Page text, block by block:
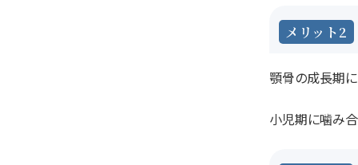
メリット2
顎骨の成長期に
小児期に噛み合